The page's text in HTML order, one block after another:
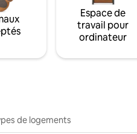
Espace de
travail pour
ordinateur
de logements